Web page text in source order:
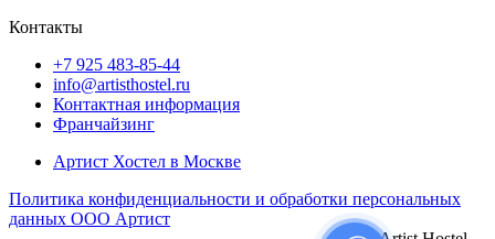
Контакты
+7 925 483-85-44
info@artisthostel.ru
Контактная информация
Франчайзинг
Артист Хостел в Москве
Политика конфиденциальности и обработки персональных
данных ООО Артист